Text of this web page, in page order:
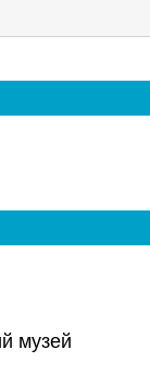
музей